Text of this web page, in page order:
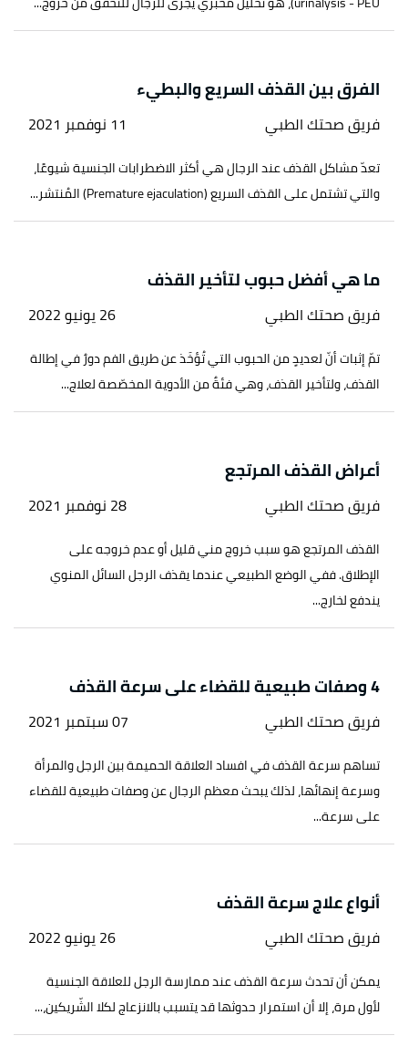
الفرق بين القذف السريع والبطيء
فريق صحتك الطبي 11 نوفمبر 2021
تعدّ مشاكل القذف عند الرجال هي أكثر الاضطرابات الجنسية شيوعًا،
والتي تشتمل على القذف السريع (Premature ejaculation) المُنتشر...
ما هي أفضل حبوب لتأخير القذف
فريق صحتك الطبي 26 يونيو 2022
تمّ إثبات أنّ لعديدٍ من الحبوب التي تُؤخَذ عن طريق الفم دورٌ في إطالة
القذف، ولتأخير القذف، وهي فئةٌ من الأدوية المخصّصة لعلاج...
أعراض القذف المرتجع
فريق صحتك الطبي 28 نوفمبر 2021
القذف المرتجع هو سبب خروج مني قليل أو عدم خروجه على
الإطلاق. ففي الوضع الطبيعي عندما يقذف الرجل السائل المنوي
يندفع لخارج...
4 وصفات طبيعية للقضاء على سرعة القذف
فريق صحتك الطبي 07 سبتمبر 2021
تساهم سرعة القذف في افساد العلاقة الحميمة بين الرجل والمرأة
وسرعة إنهائها، لذلك يبحث معظم الرجال عن وصفات طبيعية للقضاء
على سرعة...
أنواع علاج سرعة القذف
فريق صحتك الطبي 26 يونيو 2022
يمكن أن تحدث سرعة القذف عند ممارسة الرجل للعلاقة الجنسية
لأول مرة، إلا أن استمرار حدوثها قد يتسبب بالانزعاج لكلا الشّريكين،...